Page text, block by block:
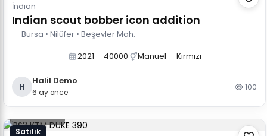
İndian
Indian scout bobber icon addition
Bursa • Nilüfer • Beşevler Mah.
2021
40000 Manuel Kırmızı
H
Halil Demo
6 ay önce
100
Satılık
400.000 TL